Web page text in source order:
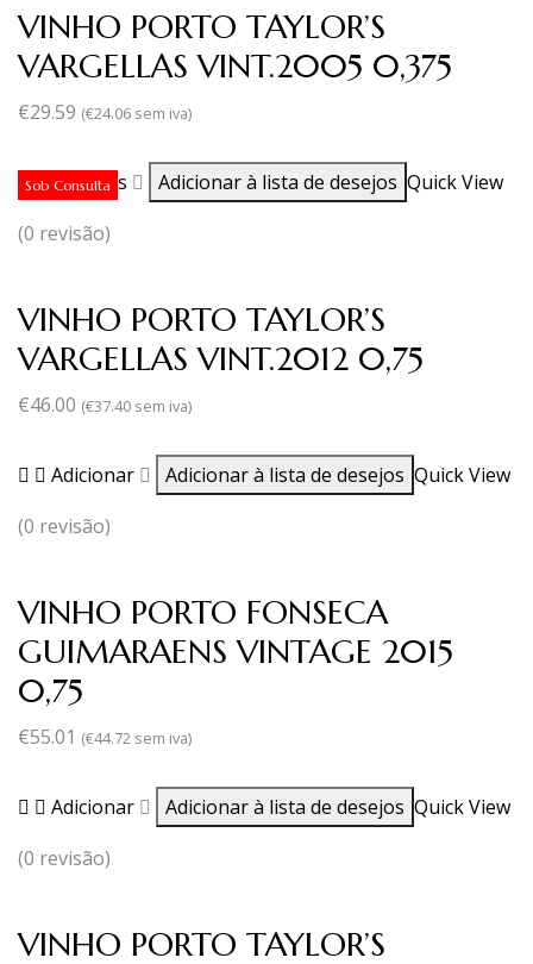
VINHO PORTO TAYLOR’S
VARGELLAS VINT.2005 0,375
€29.59 (€24.06 sem iva)
Sob Consulta
Ler mais Adicionar à lista de desejos Quick View
(0 revisão)
VINHO PORTO TAYLOR’S
VARGELLAS VINT.2012 0,75
€46.00 (€37.40 sem iva)
Adicionar Adicionar à lista de desejos Quick View
(0 revisão)
VINHO PORTO FONSECA
GUIMARAENS VINTAGE 2015
0,75
€55.01 (€44.72 sem iva)
Adicionar Adicionar à lista de desejos Quick View
(0 revisão)
VINHO PORTO TAYLOR’S